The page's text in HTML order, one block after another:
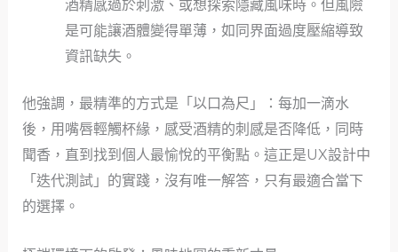
酒精感過於刺激、或想探索隱藏風味時。但風險
是可能讓酒體變得單薄，如同界面過度壓縮導致
資訊缺失。
他強調，最精準的方式是「以口為尺」：每加一滴水
後，用嘴唇輕觸杯緣，感受酒精的刺感是否降低，同時
聞香，直到找到個人最愉悅的平衡點。這正是UX設計中
「迭代測試」的實踐，沒有唯一解答，只有最適合當下
的選擇。